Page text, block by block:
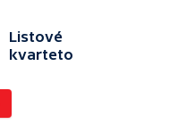
Listové
kvarteto